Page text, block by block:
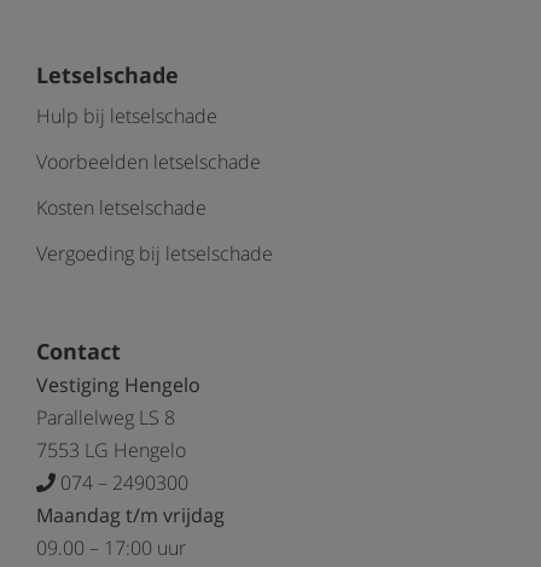
Letselschade
Hulp bij letselschade
Voorbeelden letselschade
Kosten letselschade
Vergoeding bij letselschade
Contact
Vestiging Hengelo
Parallelweg LS 8
7553 LG Hengelo
074 – 2490300
Maandag t/m vrijdag
09.00 – 17:00 uur